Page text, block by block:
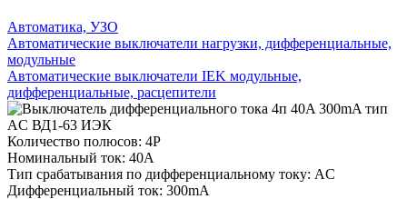
Автоматика, УЗО
Автоматические выключатели нагрузки, дифференциальные,
модульные
Автоматические выключатели IEK модульные,
дифференциальные, расцепители
Количество полюсов: 4P
Номинальный ток: 40А
Тип срабатывания по дифференциальному току: AC
Дифференциальный ток: 300mA